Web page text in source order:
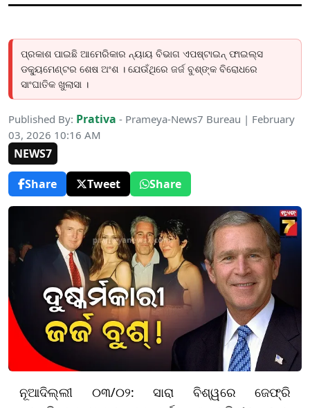
ପ୍ରକାଶ ପାଇଛି ଆମେରିକାର ନ୍ୟାୟ ବିଭାଗ ଏପଷ୍ଟାଇନ୍ ଫାଇଲ୍ସ
ଡକ୍ୟୁମେଣ୍ଟର ଶେଷ ଅଂଶ । ଯେଉଁଥିରେ ଜର୍ଜ ବୁଶ୍‌ଙ୍କ ବିରୋଧରେ
ସାଂଘାତିକ ଖୁଲାସା ।
Published By: Prativa - Prameya-News7 Bureau | February
03, 2026 10:16 AM
NEWS7
Share
Tweet Share
ନୂଆଦିଲ୍ଲୀ ୦୩/୦୨: ସାରା ବିଶ୍ୱରେ ଜେଫ୍ରି